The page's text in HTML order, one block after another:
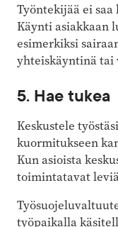
Työntekijää ei
Käynti asiakkaan
esimerkiksi
yhteiskäyntinä tai
5. Hae tukea
Keskustele
kuormitukseen
Kun asioista
toimintatavat
työpaikalla